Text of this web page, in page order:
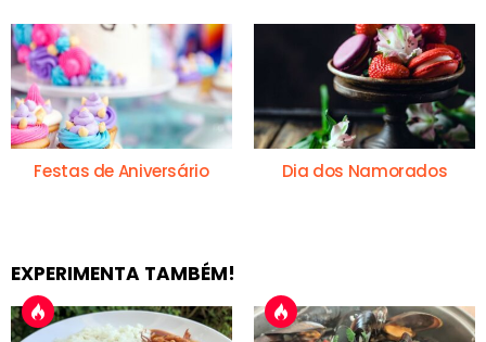
Festas de Aniversário Dia dos Namorados
EXPERIMENTA TAMBÉM!